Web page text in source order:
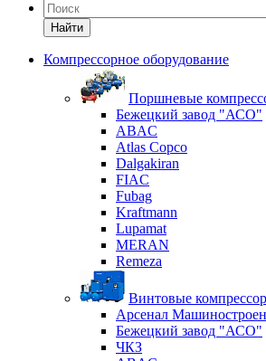
Найти
Компрессорное оборудование
Поршневые
Бежецкий завод "АСО"
ABAC
Atlas Copco
Dalgakiran
FIAC
Fubag
Kraftmann
Lupamat
MERAN
Remeza
Винтовые
Арсенал
Бежецкий завод "АСО"
ЧКЗ